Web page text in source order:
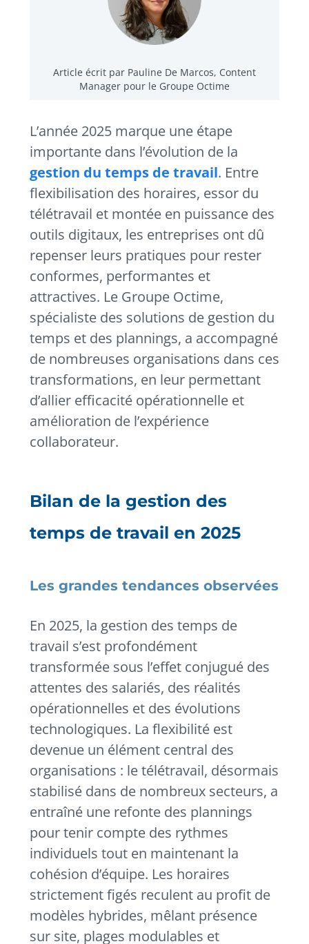
Article écrit par Pauline De Marcos, Content
Manager pour le Groupe Octime
L’année 2025 marque une étape
importante dans l’évolution de la
gestion du temps de travail. Entre
flexibilisation des horaires, essor du
télétravail et montée en puissance des
outils digitaux, les entreprises ont dû
repenser leurs pratiques pour rester
conformes, performantes et
attractives. Le Groupe Octime,
spécialiste des solutions de gestion du
temps et des plannings, a accompagné
de nombreuses organisations dans ces
transformations, en leur permettant
d’allier efficacité opérationnelle et
amélioration de l’expérience
collaborateur.
Bilan de la gestion des
temps de travail en 2025
Les grandes tendances observées
En 2025, la gestion des temps de
travail s’est profondément
transformée sous l’effet conjugué des
attentes des salariés, des réalités
opérationnelles et des évolutions
technologiques. La flexibilité est
devenue un élément central des
organisations : le télétravail, désormais
stabilisé dans de nombreux secteurs, a
entraîné une refonte des plannings
pour tenir compte des rythmes
individuels tout en maintenant la
cohésion d’équipe. Les horaires
strictement figés reculent au profit de
modèles hybrides, mêlant présence
sur site, plages modulables et